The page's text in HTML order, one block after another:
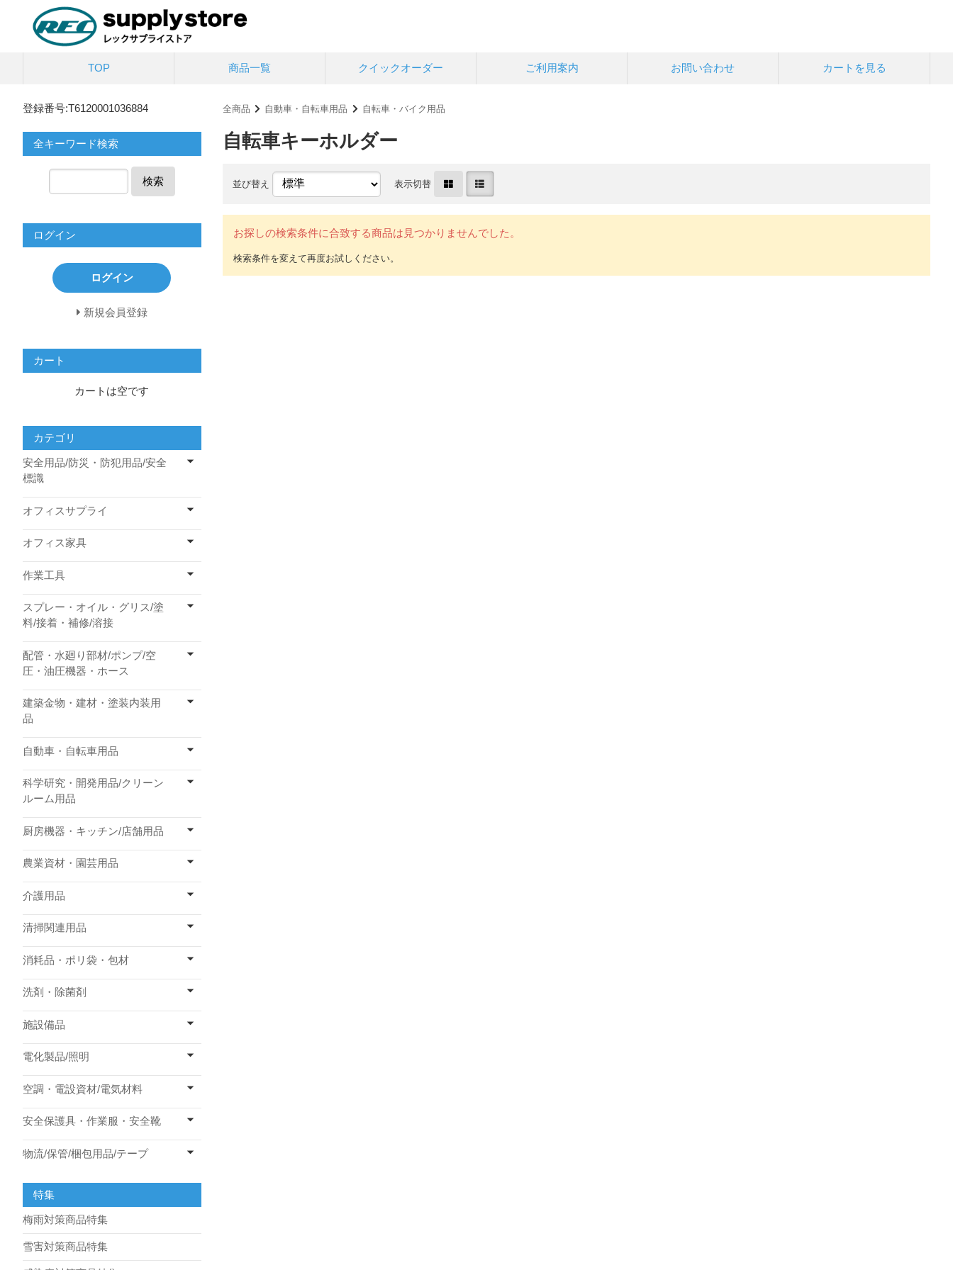
TOP 商品一覧 クイックオーダー ご利用案内 お問い合わせ カートを見る
全商品 自動車・自転車用品 自転車・バイク用品
自転車キーホルダー
並び替え 表示切替
お探しの検索条件に合致する商品は見つかりませんでした。
登録番号:T6120001036884
全キーワード検索
検索
ログイン
ログイン
新規会員登録
カート
カートは空です
カテゴリ
安全用品/防災・防犯用品/安全
標識
オフィスサプライ
オフィス家具
作業工具
スプレー・オイル・グリス/塗
料/接着・補修/溶接
配管・水廻り部材/ポンプ/空
圧・油圧機器・ホース
建築金物・建材・塗装内装用
品
自動車・自転車用品
科学研究・開発用品/クリーン
ルーム用品
厨房機器・キッチン/店舗用品
農業資材・園芸用品
介護用品
清掃関連用品
消耗品・ポリ袋・包材
洗剤・除菌剤
施設備品
電化製品/照明
空調・電設資材/電気材料
安全保護具・作業服・安全靴
物流/保管/梱包用品/テープ
特集
梅雨対策商品特集
雪害対策商品特集